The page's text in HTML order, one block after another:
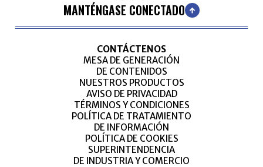
MANTÉNGASE CONECTADO
CONTÁCTENOS
MESA DE GENERACIÓN
DE CONTENIDOS
NUESTROS PRODUCTOS
AVISO DE PRIVACIDAD
TÉRMINOS Y CONDICIONES
POLÍTICA DE TRATAMIENTO
DE INFORMACIÓN
POLÍTICA DE COOKIES
SUPERINTENDENCIA
DE INDUSTRIA Y COMERCIO